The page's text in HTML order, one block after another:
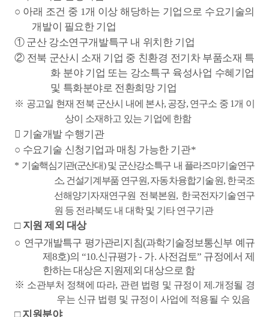
○ 아래 조건 중 1개 이상 해당하는 기업으로 수요기술의
개발이 필요한 기업
① 군산 강소연구개발특구 내 위치한 기업
② 전북 군산시 소재 기업 중 친환경 전기차 부품소재 특
화 분야 기업 또는 강소특구 육성사업 수혜기업
및 특화분야로 전환희망 기업
※ 공고일 현재 전북 군산시 내에 본사, 공장, 연구소 중 1개 이
상이 소재하고 있는 기업에 한함
󰊲 기술개발 수행기관
○ 수요기술 신청기업과 매칭 가능한 기관*
* 기술핵심기관(군산대)및 군산강소특구 내 플라즈마기술연구
소, 건설기계부품 연구원,자동차융합기술원, 한국조
선해양기자재연구원 전북본원, 한국전자기술연구
원 등 전라북도 내 대학 및 기타 연구기관
□ 지원 제외 대상
○ 연구개발특구 평가관리지침(과학기술정보통신부 예규
제 8호)의 “10.신규평가- 가. 사전검토” 규정에서 제
한하는 대상은 지원제외 대상으로 함
※ 소관부처 정책에 따라, 관련 법령 및 규정이 제 .개정될 경
우는 신규 법령 및 규정이 사업에 적용될 수 있음
□ 지원분야